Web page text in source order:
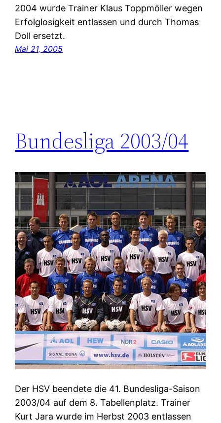
2004 wurde Trainer Klaus Toppmöller wegen
Erfolglosigkeit entlassen und durch Thomas
Doll ersetzt.
Mai 21, 2005
Bundesliga 2003/04
Der HSV beendete die 41. Bundesliga-Saison
2003/04 auf dem 8. Tabellenplatz. Trainer
Kurt Jara wurde im Herbst 2003 entlassen